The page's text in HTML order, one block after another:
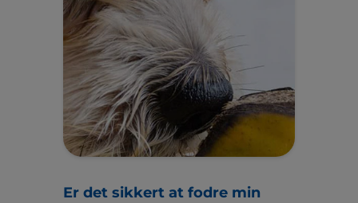
Er det sikkert at fodre min